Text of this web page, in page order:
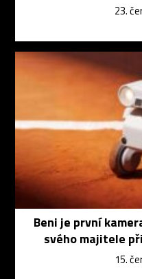
23.
Beni je první
svého majitele
15.